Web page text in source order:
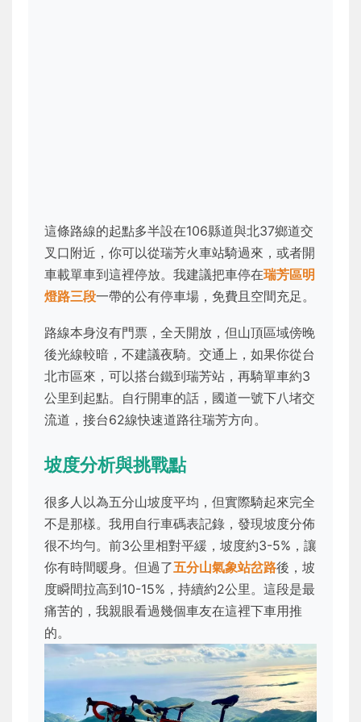
這條路線的起點多半設在106縣道與北37鄉道交
叉口附近，你可以從瑞芳火車站騎過來，或者開
車載單車到這裡停放。我建議把車停在瑞芳區明
燈路三段一帶的公有停車場，免費且空間充足。
路線本身沒有門票，全天開放，但山頂區域傍晚
後光線較暗，不建議夜騎。交通上，如果你從台
北市區來，可以搭台鐵到瑞芳站，再騎單車約3
公里到起點。自行開車的話，國道一號下八堵交
流道，接台62線快速道路往瑞芳方向。
坡度分析與挑戰點
很多人以為五分山坡度平均，但實際騎起來完全
不是那樣。我用自行車碼表記錄，發現坡度分佈
很不均勻。前3公里相對平緩，坡度約3-5%，讓
你有時間暖身。但過了五分山氣象站岔路後，坡
度瞬間拉高到10-15%，持續約2公里。這段是最
痛苦的，我親眼看過幾個車友在這裡下車用推
的。